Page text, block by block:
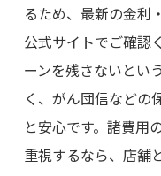
るため、最新の金利
公式サイトでご確認
ーンを残さないとい
く、がん団信などの
と安心です。諸費用
重視するなら、店舗